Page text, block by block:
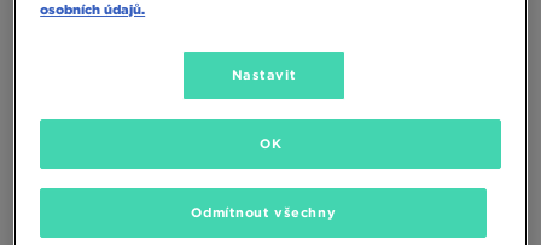
Žádné produkty k zobrazení
Změňte kritéria vyhledávání nebo
odstraňte vybrané filtry
osobních údajů.
Nastavit
Odmítnout všechny
OK